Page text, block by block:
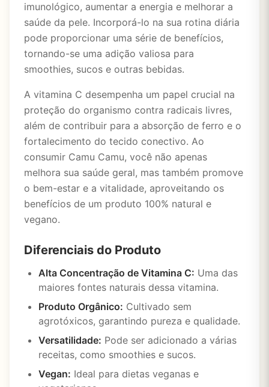
imunológico, aumentar a energia e melhorar a
saúde da pele. Incorporá-lo na sua rotina diária
pode proporcionar uma série de benefícios,
tornando-se uma adição valiosa para
smoothies, sucos e outras bebidas.
A vitamina C desempenha um papel crucial na
proteção do organismo contra radicais livres,
além de contribuir para a absorção de ferro e o
fortalecimento do tecido conectivo. Ao
consumir Camu Camu, você não apenas
melhora sua saúde geral, mas também promove
o bem-estar e a vitalidade, aproveitando os
benefícios de um produto 100% natural e
vegano.
Diferenciais do Produto
Alta Concentração de Vitamina C: Uma das
maiores fontes naturais dessa vitamina.
Produto Orgânico: Cultivado sem
agrotóxicos, garantindo pureza e qualidade.
Versatilidade: Pode ser adicionado a várias
receitas, como smoothies e sucos.
Vegan: Ideal para dietas veganas e